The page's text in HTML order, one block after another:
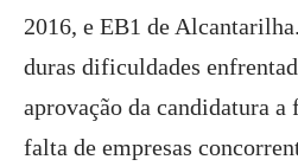
2016, e EB1 de
duras dificuldades
aprovação da candidatura a
falta de empresas